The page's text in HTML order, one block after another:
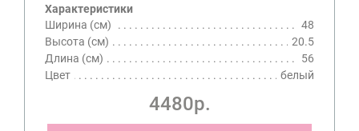
Характеристики
Ширина (см)
48
Высота (см)
20.5
Длина (см)
56
Цвет
белый
4480р.